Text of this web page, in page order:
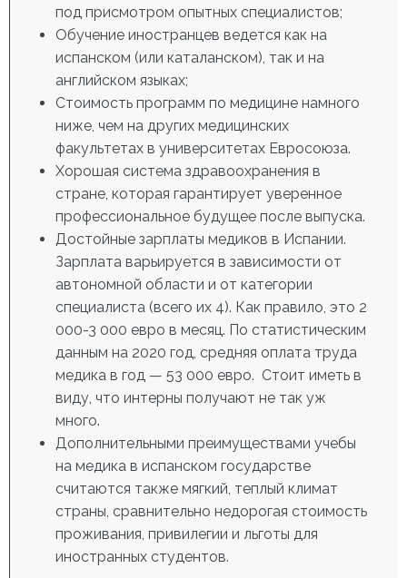
под присмотром опытных специалистов;
Обучение иностранцев ведется как на
испанском (или каталанском), так и на
английском языках;
Стоимость программ по медицине намного
ниже, чем на других медицинских
факультетах в университетах Евросоюза.
Хорошая система здравоохранения в
стране, которая гарантирует уверенное
профессиональное будущее после выпуска.
Достойные зарплаты медиков в Испании.
Зарплата варьируется в зависимости от
автономной области и от категории
специалиста (всего их 4). Как правило, это 2
000-3 000 евро в месяц. По статистическим
данным на 2020 год, средняя оплата труда
медика в год — 53 000 евро. Стоит иметь в
виду, что интерны получают не так уж
много.
Дополнительными преимуществами учебы
на медика в испанском государстве
считаются также мягкий, теплый климат
страны, сравнительно недорогая стоимость
проживания, привилегии и льготы для
иностранных студентов.